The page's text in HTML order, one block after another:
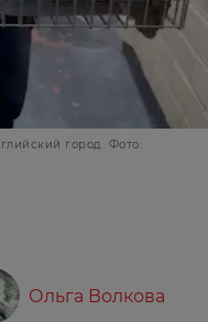
город. Фото:
Ольга Волкова